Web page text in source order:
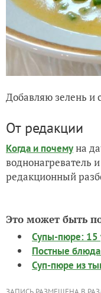
Добавляю зелень и
От редакции
Когда и почемуна
воднонагреватель и
редакционный
Это может быть
Супы-пюре: 15
Постные
Суп-пюре из